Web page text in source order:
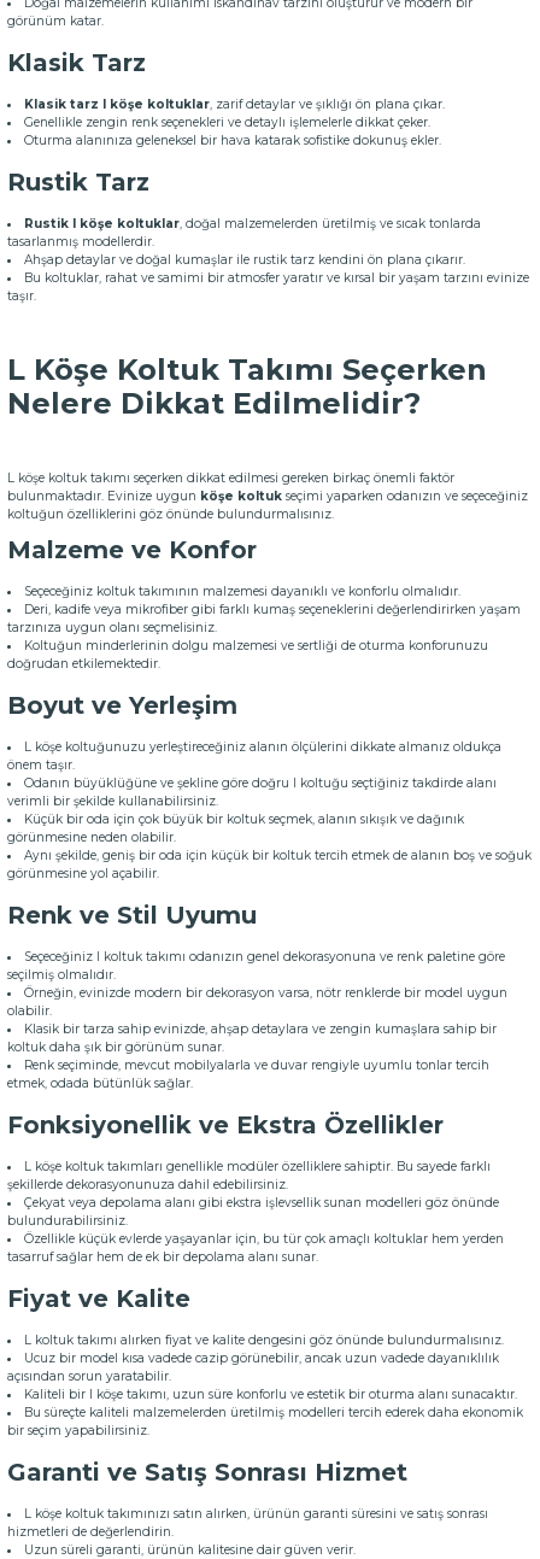
görünüm katar.
Klasik Tarz
Klasik tarz l köşe koltuklar, zarif detaylar ve şıklığı ön plana çıkar.
Genellikle zengin renk seçenekleri ve detaylı işlemelerle dikkat çeker.
Oturma alanınıza geleneksel bir hava katarak sofistike dokunuş ekler.
Rustik Tarz
Rustik l köşe koltuklar, doğal malzemelerden üretilmiş ve sıcak tonlarda
tasarlanmış modellerdir.
Ahşap detaylar ve doğal kumaşlar ile rustik tarz kendini ön plana çıkarır.
Bu koltuklar, rahat ve samimi bir atmosfer yaratır ve kırsal bir yaşam tarzını evinize
taşır.
L Köşe Koltuk Takımı Seçerken
Nelere Dikkat Edilmelidir?
L köşe koltuk takımı seçerken dikkat edilmesi gereken birkaç önemli faktör
bulunmaktadır. Evinize uygun köşe koltuk seçimi yaparken odanızın ve seçeceğiniz
koltuğun özelliklerini göz önünde bulundurmalısınız.
Malzeme ve Konfor
Seçeceğiniz koltuk takımının malzemesi dayanıklı ve konforlu olmalıdır.
Deri, kadife veya mikrofiber gibi farklı kumaş seçeneklerini değerlendirirken yaşam
tarzınıza uygun olanı seçmelisiniz.
Koltuğun minderlerinin dolgu malzemesi ve sertliği de oturma konforunuzu
doğrudan etkilemektedir.
Boyut ve Yerleşim
L köşe koltuğunuzu yerleştireceğiniz alanın ölçülerini dikkate almanız oldukça
önem taşır.
Odanın büyüklüğüne ve şekline göre doğru l koltuğu seçtiğiniz takdirde alanı
verimli bir şekilde kullanabilirsiniz.
Küçük bir oda için çok büyük bir koltuk seçmek, alanın sıkışık ve dağınık
görünmesine neden olabilir.
Aynı şekilde, geniş bir oda için küçük bir koltuk tercih etmek de alanın boş ve soğuk
görünmesine yol açabilir.
Renk ve Stil Uyumu
Seçeceğiniz l koltuk takımı odanızın genel dekorasyonuna ve renk paletine göre
seçilmiş olmalıdır.
Örneğin, evinizde modern bir dekorasyon varsa, nötr renklerde bir model uygun
olabilir.
Klasik bir tarza sahip evinizde, ahşap detaylara ve zengin kumaşlara sahip bir
koltuk daha şık bir görünüm sunar.
Renk seçiminde, mevcut mobilyalarla ve duvar rengiyle uyumlu tonlar tercih
etmek, odada bütünlük sağlar.
Fonksiyonellik ve Ekstra Özellikler
L köşe koltuk takımları genellikle modüler özelliklere sahiptir. Bu sayede farklı
şekillerde dekorasyonunuza dahil edebilirsiniz.
Çekyat veya depolama alanı gibi ekstra işlevsellik sunan modelleri göz önünde
bulundurabilirsiniz.
Özellikle küçük evlerde yaşayanlar için, bu tür çok amaçlı koltuklar hem yerden
tasarruf sağlar hem de ek bir depolama alanı sunar.
Fiyat ve Kalite
L koltuk takımı alırken fiyat ve kalite dengesini göz önünde bulundurmalısınız.
Ucuz bir model kısa vadede cazip görünebilir, ancak uzun vadede dayanıklılık
açısından sorun yaratabilir.
Kaliteli bir l köşe takımı, uzun süre konforlu ve estetik bir oturma alanı sunacaktır.
Bu süreçte kaliteli malzemelerden üretilmiş modelleri tercih ederek daha ekonomik
bir seçim yapabilirsiniz.
Garanti ve Satış Sonrası Hizmet
L köşe koltuk takımınızı satın alırken, ürünün garanti süresini ve satış sonrası
hizmetleri de değerlendirin.
Uzun süreli garanti, ürünün kalitesine dair güven verir.